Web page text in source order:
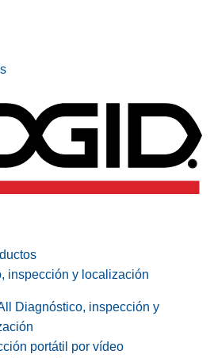
inspección y localización
Diagnóstico, inspección y
portátil por vídeo